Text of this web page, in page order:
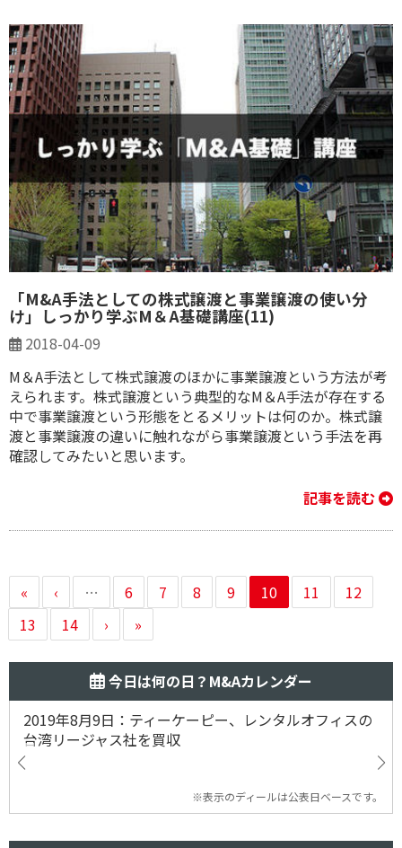
「M&A手法としての株式譲渡と事業譲渡の使い分
け」しっかり学ぶM＆A基礎講座(11)
2018-04-09
M＆A手法として株式譲渡のほかに事業譲渡という方法が考
えられます。株式譲渡という典型的なM＆A手法が存在する
中で事業譲渡という形態をとるメリットは何のか。株式譲
渡と事業譲渡の違いに触れながら事業譲渡という手法を再
確認してみたいと思います。
記事を読む
« ‹ … 6 7 8 9 10 11
12
13
14 › »
今日は何の日？M&Aカレンダー
2019年8月9日：ティーケーピー、レンタルオフィスの
台湾リージャス社を買収
※表示のディールは公表日ベースです。